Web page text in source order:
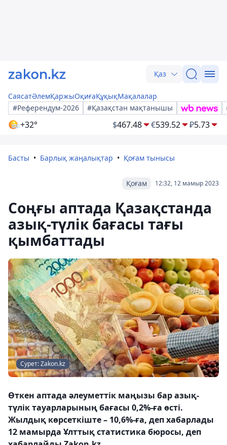
Қаз
СаясатӘлемҚаржыОқиғаҚұқықМақалалар
#Референдум-2026
#Қазақстан мақтанышы
+32° $467.48 €539.52 ₽5.73
Басты Барлық жаңалықтар Қоғам тынысы
12:32, 12 мамыр 2023
Қоғам
Соңғы аптада Қазақстанда
азық-түлік бағасы тағы
қымбаттады
Сурет: Zakon.kz
Өткен аптада әлеуметтік маңызы бар азық-
түлік тауарларының бағасы 0,2%-ға өсті.
Жылдық көрсеткіште – 10,6%-ға, деп хабарлады
12 мамырда Ұлттық статистика бюросы, деп